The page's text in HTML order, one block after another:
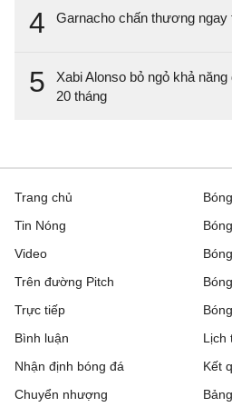
4 Garnacho chấn thương
5
Xabi Alonso bỏ ngỏ khả
20 tháng
Trang chủ
Tin Nóng
Video
Trên đường Pitch
Trực tiếp
Bình luận
Nhận định bóng đá
Chuyển nhượng
Lịch
Kết